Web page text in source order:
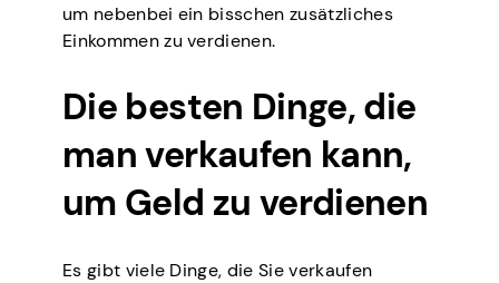
um nebenbei ein bisschen zusätzliches
Einkommen zu verdienen.
Die besten Dinge, die
man verkaufen kann,
um Geld zu verdienen
Es gibt viele Dinge, die Sie verkaufen